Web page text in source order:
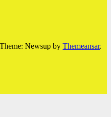
Theme: Newsup by Themeansar.